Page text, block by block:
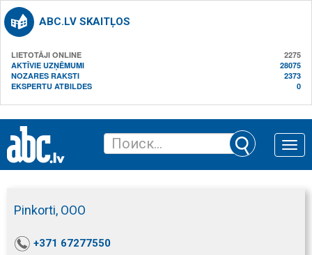
ABC.LV SKAITĻOS
LIETOTĀJI ONLINE
2275
AKTĪVIE UZŅĒMUMI
28075
NOZARES RAKSTI
2373
EKSPERTU ATBILDES
0
Toggle
Pinkorti, ООО
+371 67277550